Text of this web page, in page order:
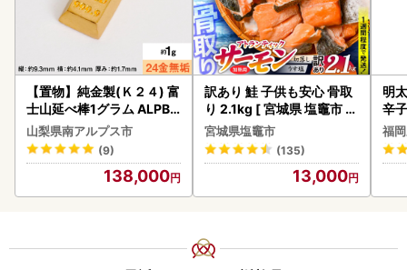
【置物】純金製(Ｋ２４) 富
士山延べ棒1グラム ALPBK
180
山梨県南アルプス市
(9)
138,000
訳あり 鮭 子供も安心 骨取
り 2.1kg [ 宮城県 塩竈市 ]
鮭
宮城県塩竈市
(135)
13,000
明
辛
福